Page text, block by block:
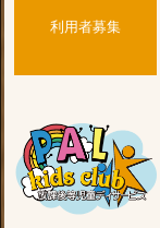
利用者募集